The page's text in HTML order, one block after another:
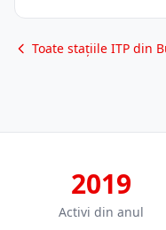
Toate stațiile ITP din
2019
Activi din anul